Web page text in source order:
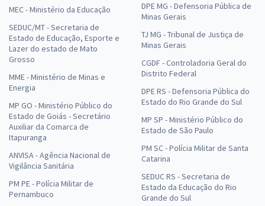
MEC - Ministério da Educação
SEDUC/MT - Secretaria de
Estado de Educação, Esporte e
Lazer do estado de Mato
Grosso
MME - Ministério de Minas e
Energia
MP GO - Ministério Público do
Estado de Goiás - Secretário
Auxiliar da Comarca de
Itapuranga
ANVISA - Agência Nacional de
Vigilância Sanitária
PM PE - Polícia Militar de
Pernambuco
DPE MG - Defensoria Pública de
Minas Gerais
TJ MG - Tribunal de Justiça de
Minas Gerais
CGDF - Controladoria Geral do
Distrito Federal
DPE RS - Defensoria Pública do
Estado do Rio Grande do Sul
MP SP - Ministério Público do
Estado de São Paulo
PM SC - Polícia Militar de Santa
Catarina
SEDUC RS - Secretaria de
Estado da Educação do Rio
Grande do Sul